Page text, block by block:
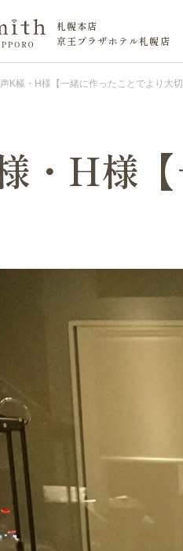
札幌本店
京王プラザホテル札幌店
K様・H様【一緒に作ったことでより大
・H様【